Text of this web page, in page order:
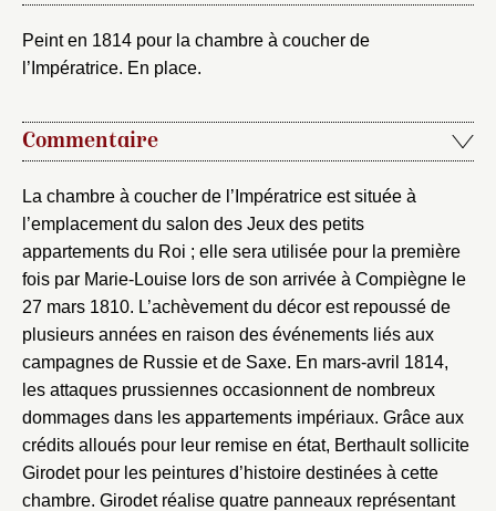
Peint en 1814 pour la chambre à coucher de
l’Impératrice. En place.
Commentaire
La chambre à coucher de l’Impératrice est située à
l’emplacement du salon des Jeux des petits
appartements du Roi ; elle sera utilisée pour la première
fois par Marie-Louise lors de son arrivée à Compiègne le
27 mars 1810. L’achèvement du décor est repoussé de
plusieurs années en raison des événements liés aux
campagnes de Russie et de Saxe. En mars-avril 1814,
les attaques prussiennes occasionnent de nombreux
dommages dans les appartements impériaux. Grâce aux
crédits alloués pour leur remise en état, Berthault sollicite
Girodet pour les peintures d’histoire destinées à cette
chambre. Girodet réalise quatre panneaux représentant